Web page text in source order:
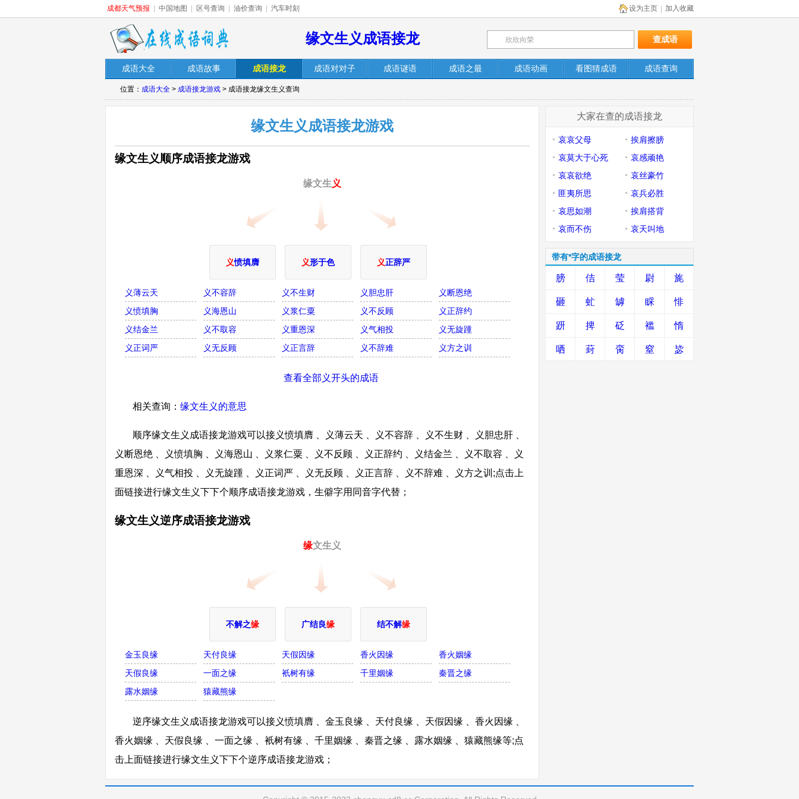
成都天气预报 中国地图 区号查询 油价查询 汽车时刻 加入收藏
设为主页
缘文生义成语接龙
成语大全 成语故事 成语接龙 成语对对子 成语谜语 成语之最 成语动画 看图猜成语 成语查询
位置： 成语大全 > 成语接龙游戏 > 成语接龙缘文生义查询
缘文生义成语接龙游戏
缘文生义顺序成语接龙游戏
缘文生 义
义愤填膺 义形于色 义正辞严
义薄云天 义不容辞 义不生财 义胆忠肝
义断恩绝
义愤填胸
义海恩山 义浆仁粟 义不反顾
义正辞约
义结金兰
义不取容 义重恩深 义气相投
义无旋踵
义正词严
义无反顾 义正言辞 义不辞难 义方之训
查看全部义开头的成语
相关查询： 缘文生义的意思
顺序缘文生义成语接龙游戏可以接义愤填膺 、义薄云天 、义不容辞 、义不生财 、义胆忠肝 、
义断恩绝 、义愤填胸 、义海恩山 、义浆仁粟 、义不反顾 、义正辞约 、义结金兰 、义不取容 、义
重恩深 、义气相投 、义无旋踵 、义正词严 、义无反顾 、义正言辞 、义不辞难 、义方之训;点击上
面链接进行缘文生义下下个顺序成语接龙游戏，生僻字用同音字代替；
缘文生义逆序成语接龙游戏
缘文生义
不解之缘 广结良缘 结不解缘
金玉良缘 天付良缘 天假因缘 香火因缘
香火姻缘
天假良缘
一面之缘 衹树有缘 千里姻缘
秦晋之缘
露水姻缘
猿藏熊缘
逆序缘文生义成语接龙游戏可以接义愤填膺 、金玉良缘 、天付良缘 、天假因缘 、香火因缘 、
香火姻缘 、天假良缘 、一面之缘 、衹树有缘 、千里姻缘 、秦晋之缘 、露水姻缘 、猿藏熊缘等;点
击上面链接进行缘文生义下下个逆序成语接龙游戏；
大家在查的成语接龙
哀哀父母
挨肩擦膀
哀莫大于心死
哀感顽艳
哀哀欲绝
哀丝豪竹
匪夷所思
哀兵必胜
哀思如潮
挨肩搭背
哀而不伤
哀天叫地
带有*字的成语接龙
膀 佶 莹 尉 旄
砸 虻 罅 睬 悱
趼 捭 砭 褴 惰
哂 葑 脔 窒 毖